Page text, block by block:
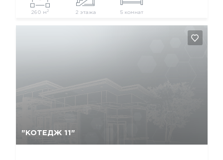
260 м2 2 этажа 5 комнат
"КОТЕДЖ 11"